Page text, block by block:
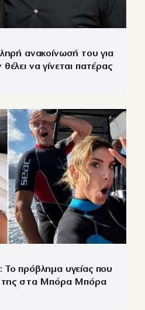
ανακοίνωσή του για
να γίνεται πατέρας
πρόβλημα υγείας που
της στα Μπόρα Μπόρα